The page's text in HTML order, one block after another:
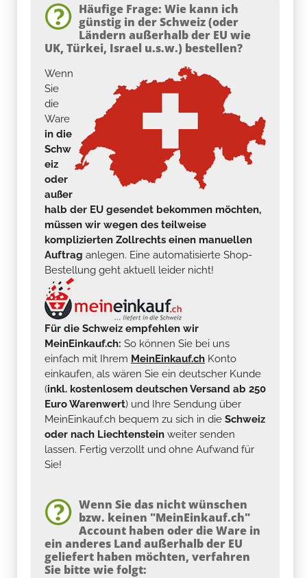
Häufige Frage: Wie kann ich
günstig in der Schweiz (oder
Ländern außerhalb der EU wie
UK, Türkei, Israel u.s.w.) bestellen?
Wenn
Sie
die
Ware
in die
Schw
eiz
oder
außer
halb der EU gesendet bekommen möchten,
müssen wir wegen des teilweise
komplizierten Zollrechts einen manuellen
Auftrag anlegen. Eine automatisierte Shop-
Bestellung geht aktuell leider nicht!
Für die Schweiz empfehlen wir
MeinEinkauf.ch: So können Sie bei uns
einfach mit Ihrem MeinEinkauf.ch Konto
einkaufen, als wären Sie ein deutscher Kunde
(inkl. kostenlosem deutschen Versand ab 250
Euro Warenwert) und Ihre Sendung über
MeinEinkauf.ch bequem zu sich in die Schweiz
oder nach Liechtenstein weiter senden
lassen. Fertig verzollt und ohne Aufwand für
Sie!
Wenn Sie das nicht wünschen
bzw. keinen "MeinEinkauf.ch"
Account haben oder die Ware in
ein anderes Land außerhalb der EU
geliefert haben möchten, verfahren
Sie bitte wie folgt: